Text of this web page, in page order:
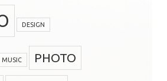
DESIGN
MUSIC PHOTO